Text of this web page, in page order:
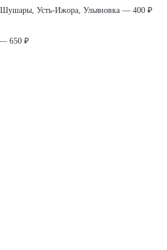
Шушары, Усть-Ижора, Ульяновка — 400 ₽
650 ₽